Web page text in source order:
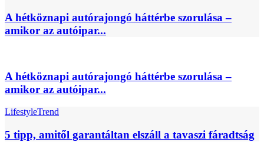
A hétköznapi autórajongó háttérbe szorulása –
amikor az autóipar...
A hétköznapi autórajongó háttérbe szorulása –
amikor az autóipar...
LifestyleTrend
5 tipp, amitől garantáltan elszáll a tavaszi fáradtság